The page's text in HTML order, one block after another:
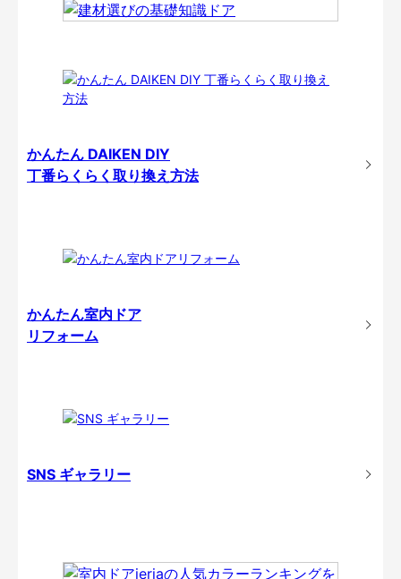
かんたん DAIKEN DIY
丁番らくらく取り換え方法
かんたん室内ドア
リフォーム
SNS ギャラリー